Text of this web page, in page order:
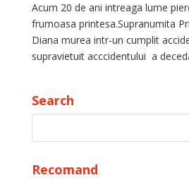
Acum 20 de ani intreaga lume
frumoasa printesa.Supranumita
Diana murea intr-un cumplit
supravietuit acccidentului a
Search
Recomand